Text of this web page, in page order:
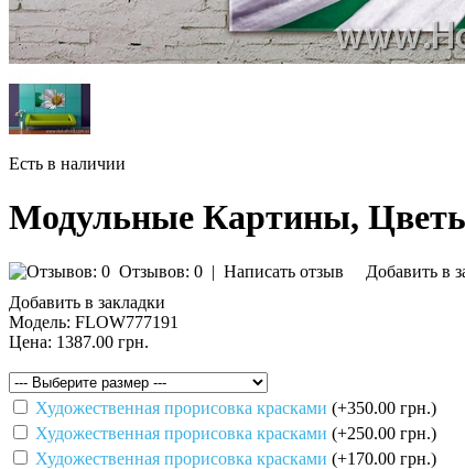
Есть в наличии
Модульные Картины,
Отзывов: 0 | Написать отзыв
Добавить в
Добавить в закладки
Модель: FLOW777191
Цена: 1387.00 грн.
Художественная прорисовка красками (+350.00 грн.)
Художественная прорисовка красками (+250.00 грн.)
Художественная прорисовка красками (+170.00 грн.)